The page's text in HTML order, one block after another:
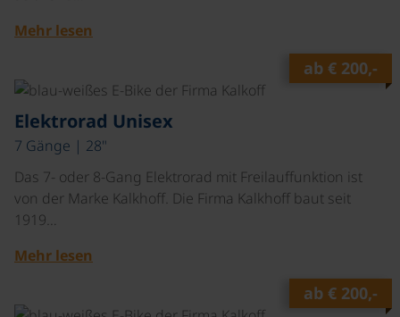
Mehr lesen
ab € 200,-
Elektrorad Unisex
7 Gänge | 28"
Das 7- oder 8-Gang Elektrorad mit Freilauffunktion ist
von der Marke Kalkhoff. Die Firma Kalkhoff baut seit
1919…
Mehr lesen
ab € 200,-